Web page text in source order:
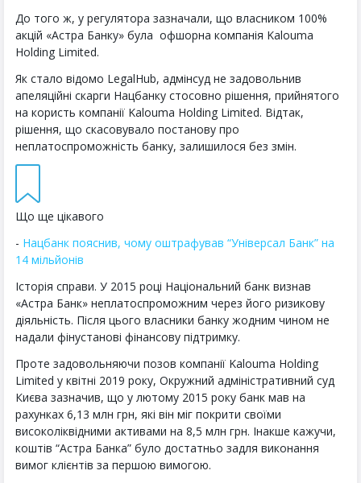
До того ж, у регулятора зазначали, що власником 100%
акцій «Астра Банку» була офшорна компанія Kalouma
Holding Limited.
Як стало відомо LegalHub, адмінсуд не задовольнив
апеляційні скарги Нацбанку стосовно рішення, прийнятого
на користь компанії Kalouma Holding Limited. Відтак,
рішення, що скасовувало постанову про
неплатоспроможність банку, залишилося без змін.
Що ще цікавого
- Нацбанк пояснив, чому оштрафував “Універсал Банк” на
14 мільйонів
Історія справи. У 2015 році Національний банк визнав
«Астра Банк» неплатоспроможним через його ризикову
діяльність. Після цього власники банку жодним чином не
надали фінустанові фінансову підтримку.
Проте задовольняючи позов компанії Kalouma Holding
Limited у квітні 2019 року, Окружний адміністративний суд
Києва зазначив, що у лютому 2015 року банк мав на
рахунках 6,13 млн грн, які він міг покрити своїми
високоліквідними активами на 8,5 млн грн. Інакше кажучи,
коштів “Астра Банка” було достатньо задля виконання
вимог клієнтів за першою вимогою.